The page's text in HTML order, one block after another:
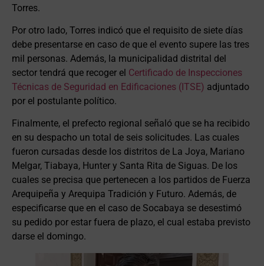
Torres.
Por otro lado, Torres indicó que el requisito de siete días
debe presentarse en caso de que el evento supere las tres
mil personas. Además, la municipalidad distrital del
sector tendrá que recoger el Certificado de Inspecciones
Técnicas de Seguridad en Edificaciones (ITSE) adjuntado
por el postulante político.
Finalmente, el prefecto regional señaló que se ha recibido
en su despacho un total de seis solicitudes. Las cuales
fueron cursadas desde los distritos de La Joya, Mariano
Melgar, Tiabaya, Hunter y Santa Rita de Siguas. De los
cuales se precisa que pertenecen a los partidos de Fuerza
Arequipeña y Arequipa Tradición y Futuro. Además, de
especificarse que en el caso de Socabaya se desestimó
su pedido por estar fuera de plazo, el cual estaba previsto
darse el domingo.